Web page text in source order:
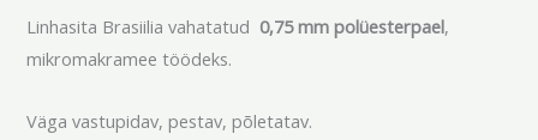
Linhasita Brasiilia vahatatud 0,75 mm polüesterpael,
mikromakramee töödeks.
Väga vastupidav, pestav, põletatav.